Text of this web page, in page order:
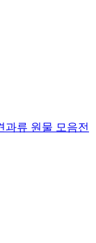
과류 원물 모음전